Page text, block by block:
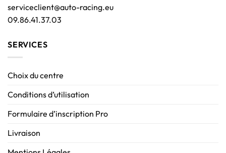
serviceclient@auto-racing.eu
09.86.41.37.03
SERVICES
Choix du centre
Conditions d’utilisation
Formulaire d’inscription Pro
Livraison